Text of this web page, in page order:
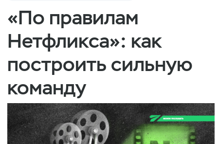
«‎По правилам
Нетфликса»: как
построить сильную
команду